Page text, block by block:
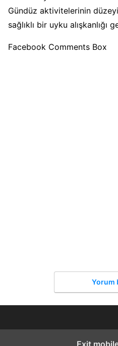
Gündüz aktivitelerinin
sağlıklı bir uyku alışkanlığı
Facebook Comments Box
Yorum
Exit